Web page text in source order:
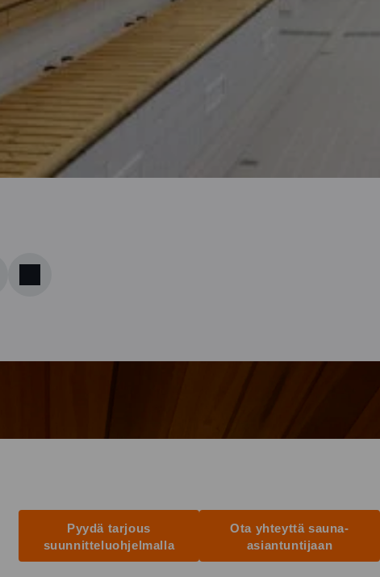
Pyydä tarjous
suunnitteluohjelmalla
Ota yhteyttä sauna-
asiantuntijaan